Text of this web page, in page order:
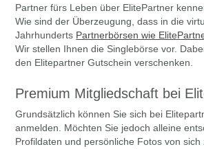
Partner fürs Leben über ElitePartner
Wie sind der Überzeugung, dass in die
Jahrhunderts Partnerbörsen wie
Wir stellen Ihnen die Singlebörse vor.
den Elitepartner Gutschein verschenken.
Premium Mitgliedschaft bei
Grundsätzlich können Sie sich bei
anmelden. Möchten Sie jedoch alleine
Profildaten und persönliche Fotos von sich